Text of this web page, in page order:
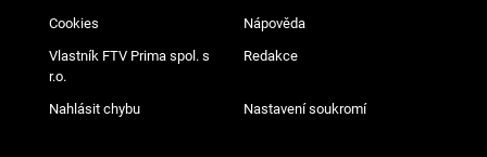
Cookies Nápověda
Vlastník FTV Prima spol. s
r.o.
Redakce
Nahlásit chybu Nastavení soukromí